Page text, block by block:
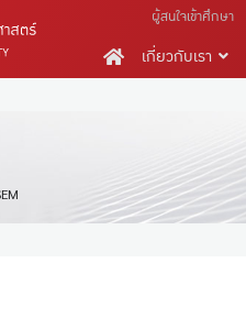
ผู้สนใจเข้าศึกษา
เกี่ยวกับเรา